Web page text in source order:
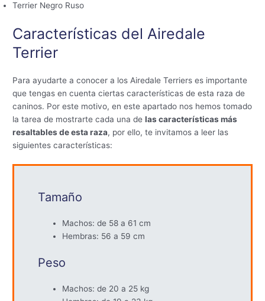
Terrier Negro Ruso
Características del Airedale
Terrier
Para ayudarte a conocer a los Airedale Terriers es importante
que tengas en cuenta ciertas características de esta raza de
caninos. Por este motivo, en este apartado nos hemos tomado
la tarea de mostrarte cada una delas características más
resaltables de esta raza, por ello, te invitamos a leer las
siguientes características:
Tamaño
Machos: de 58 a 61 cm
Hembras: 56 a 59 cm
Peso
Machos: de 20 a 25 kg